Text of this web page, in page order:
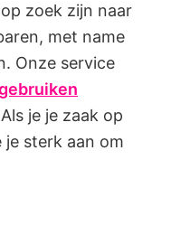
zoek zijn naar
met name
Onze service
je je zaak op
sterk aan om